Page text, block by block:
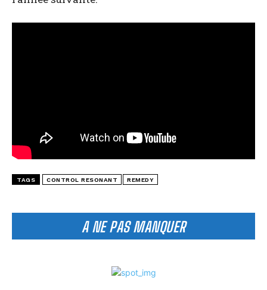
A NE PAS MANQUER
TAGS CONTROL RESONANT REMEDY